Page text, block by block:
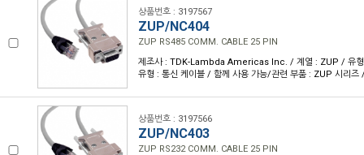
상품번호 : 3197567
ZUP/NC404
ZUP RS485 COMM. CABLE 25 PIN
제조사 : TDK-Lambda Americas Inc. / 계열 : ZUP / 유형
유형 : 통신 케이블 / 함께 사용 가능/관련 부품 : ZUP 시리즈
상품번호 : 3197566
ZUP/NC403
ZUP RS232 COMM. CABLE 25 PIN